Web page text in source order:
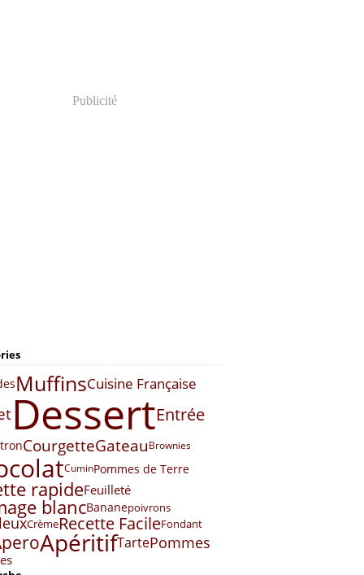
Publicité
MuffinsCuisine Française
DessertEntrée
CourgetteGateauBrownies
CuminPommes de Terre
rapideFeuilleté
blancBananepoivrons
CrèmeRecette FacileFondant
ApéritifTartePommes